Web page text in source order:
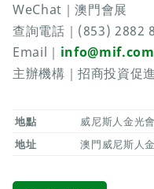
WeChat｜澳門會展
查詢電話｜(853) 2882
Email｜
主辦機構｜招商投資促
地點
威尼斯人金光
地址
澳門威尼斯人